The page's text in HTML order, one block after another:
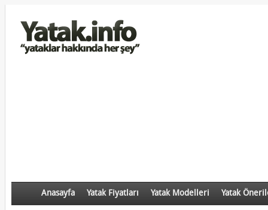
Anasayfa Yatak Fiyatları Yatak Modelleri Yatak